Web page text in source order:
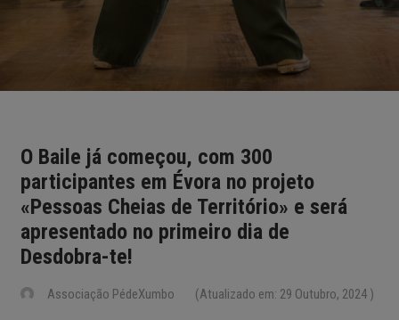
O Baile já começou, com 300
participantes em Évora no projeto
«Pessoas Cheias de Território» e será
apresentado no primeiro dia de
Desdobra-te!
Associação PédeXumbo (Atualizado em: 29 Outubro, 2024 )